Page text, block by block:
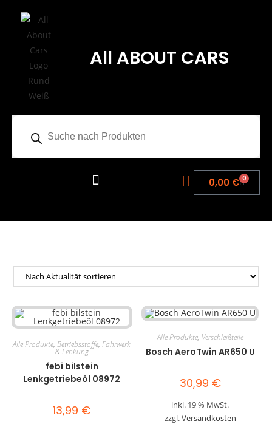
All ABOUT CARS
0,00 € 0
Alle Produkte,Betriebsstoffe,Fahrwerk
& Lenkung
febi bilstein
Lenkgetriebeöl 08972
13,99 €
Alle Produkte, Verschleißteile
Bosch AeroTwin AR650 U
30,99 €
inkl. 19 % MwSt.
zzgl.Versandkosten